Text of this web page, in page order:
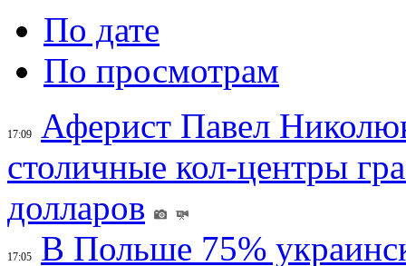
По дате
По просмотрам
17:09
Аферист Павел
столичные кол-центры
долларов
17:05
В Польше 75%